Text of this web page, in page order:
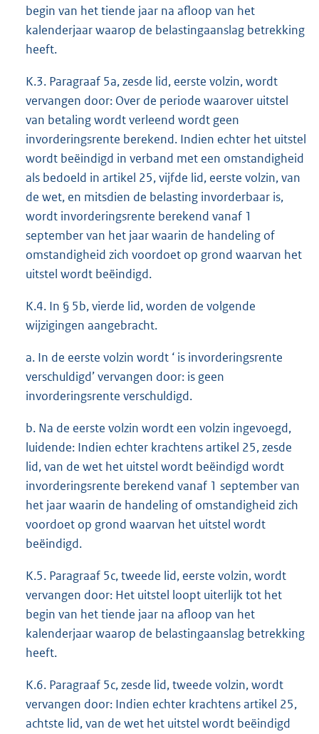
begin van het tiende jaar na afloop van het
kalenderjaar waarop de belastingaanslag betrekking
heeft.
K.3. Paragraaf 5a, zesde lid, eerste volzin, wordt
vervangen door: Over de periode waarover uitstel
van betaling wordt verleend wordt geen
invorderingsrente berekend. Indien echter het uitstel
wordt beëindigd in verband met een omstandigheid
als bedoeld in artikel 25, vijfde lid, eerste volzin, van
de wet, en mitsdien de belasting invorderbaar is,
wordt invorderingsrente berekend vanaf 1
september van het jaar waarin de handeling of
omstandigheid zich voordoet op grond waarvan het
uitstel wordt beëindigd.
K.4. In § 5b, vierde lid, worden de volgende
wijzigingen aangebracht.
a. In de eerste volzin wordt ‘ is invorderingsrente
verschuldigd’ vervangen door: is geen
invorderingsrente verschuldigd.
b. Na de eerste volzin wordt een volzin ingevoegd,
luidende: Indien echter krachtens artikel 25, zesde
lid, van de wet het uitstel wordt beëindigd wordt
invorderingsrente berekend vanaf 1 september van
het jaar waarin de handeling of omstandigheid zich
voordoet op grond waarvan het uitstel wordt
beëindigd.
K.5. Paragraaf 5c, tweede lid, eerste volzin, wordt
vervangen door: Het uitstel loopt uiterlijk tot het
begin van het tiende jaar na afloop van het
kalenderjaar waarop de belastingaanslag betrekking
heeft.
K.6. Paragraaf 5c, zesde lid, tweede volzin, wordt
vervangen door: Indien echter krachtens artikel 25,
achtste lid, van de wet het uitstel wordt beëindigd